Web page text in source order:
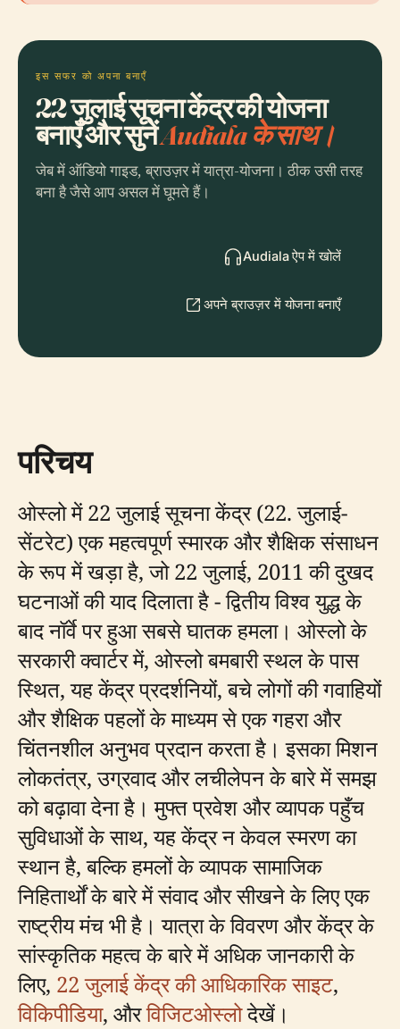
इस सफर को अपना बनाएँ
22 जुलाई सूचना केंद्र की योजना
बनाएँ और सुनेंAudiala के साथ।
जेब में ऑडियो गाइड, ब्राउज़र में यात्रा-योजना। ठीक उसी तरह
बना है जैसे आप असल में घूमते हैं।
Audiala ऐप में खोलें
अपने ब्राउज़र में योजना बनाएँ
परिचय
ओस्लो में 22 जुलाई सूचना केंद्र (22. जुलाई-
सेंटरेट) एक महत्वपूर्ण स्मारक और शैक्षिक संसाधन
के रूप में खड़ा है, जो 22 जुलाई, 2011 की दुखद
घटनाओं की याद दिलाता है - द्वितीय विश्व युद्ध के
बाद नॉर्वे पर हुआ सबसे घातक हमला। ओस्लो के
सरकारी क्वार्टर में, ओस्लो बमबारी स्थल के पास
स्थित, यह केंद्र प्रदर्शनियों, बचे लोगों की गवाहियों
और शैक्षिक पहलों के माध्यम से एक गहरा और
चिंतनशील अनुभव प्रदान करता है। इसका मिशन
लोकतंत्र, उग्रवाद और लचीलेपन के बारे में समझ
को बढ़ावा देना है। मुफ्त प्रवेश और व्यापक पहुँच
सुविधाओं के साथ, यह केंद्र न केवल स्मरण का
स्थान है, बल्कि हमलों के व्यापक सामाजिक
निहितार्थों के बारे में संवाद और सीखने के लिए एक
राष्ट्रीय मंच भी है। यात्रा के विवरण और केंद्र के
सांस्कृतिक महत्व के बारे में अधिक जानकारी के
लिए, 22 जुलाई केंद्र की आधिकारिक साइट,
विकिपीडिया, औरविजिटओस्लोदेखें।